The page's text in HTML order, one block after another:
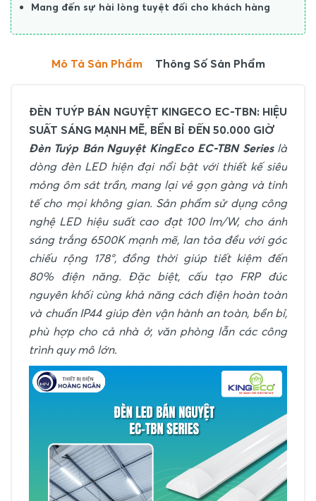
Mang đến sự hài lòng tuyệt đối cho khách hàng
Mô Tả Sản Phẩm Thông Số Sản Phẩm
ĐÈN TUÝP BÁN NGUYỆT KINGECO EC-TBN: HIỆU
SUẤT SÁNG MẠNH MẼ, BỀN BỈ ĐẾN 50.000 GIỜ
Đèn Tuýp Bán Nguyệt KingEco EC-TBN Serieslà
dòng đèn LED hiện đại nổi bật với thiết kế siêu
mỏng ôm sát trần, mang lại vẻ gọn gàng và tinh
tế cho mọi không gian. Sản phẩm sử dụng công
nghệ LED hiệu suất cao đạt 100 lm/W, cho ánh
sáng trắng 6500K mạnh mẽ, lan tỏa đều với góc
chiếu rộng 178°, đồng thời giúp tiết kiệm đến
80% điện năng. Đặc biệt, cấu tạo FRP đúc
nguyên khối cùng khả năng cách điện hoàn toàn
và chuẩn IP44 giúp đèn vận hành an toàn, bền bỉ,
phù hợp cho cả nhà ở, văn phòng lẫn các công
trình quy mô lớn.